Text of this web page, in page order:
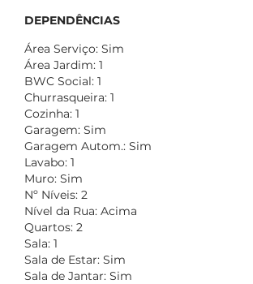
DEPENDÊNCIAS
Área Serviço: Sim
Área Jardim: 1
BWC Social: 1
Churrasqueira: 1
Cozinha: 1
Garagem: Sim
Garagem Autom.: Sim
Lavabo: 1
Muro: Sim
Nº Níveis: 2
Nível da Rua: Acima
Quartos: 2
Sala: 1
Sala de Estar: Sim
Sala de Jantar: Sim